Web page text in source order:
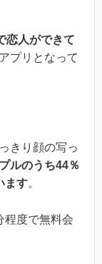
恋人ができて
プリとなって
きり顔の写っ
ルのうち44％
ます。
程度で無料会